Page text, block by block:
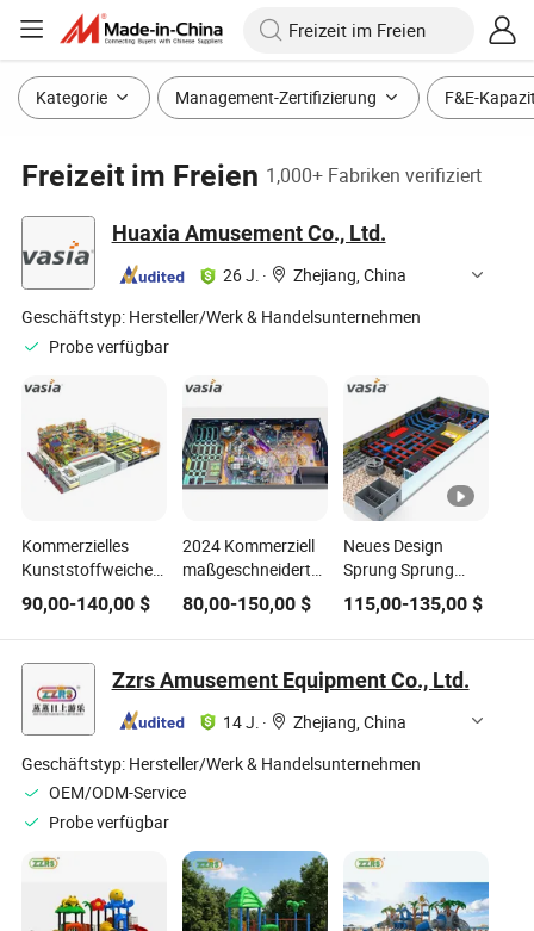
Kategorie Management-Zertifizierung F&E-
Freizeit im Freien 1,000+ Fabriken verifiziert
Huaxia Amusement Co., Ltd.
26 J. ·
Zhejiang, China
Geschäftstyp: Hersteller/Werk & Handelsunternehmen
Probe verfügbar
Kommerzielles
Kunststoffweiches
Indoor-Outdoor-
Spielplatz-Sport-
Fitness/Gym-Park-
Trampolin-
Equipment für
Kinder
90,00-140,00 $
2024 Kommerziell
maßgeschneiderte
große Kinder
Luftkissen Indoor
Outdoor Bungee
Sport Gym
Trampolin
Freizeitpark mit
Seilbahn
80,00-150,00$
Neues Design
Sprung Sprung
Großes
Gewerbliches
Kinder Indoor
Mini Freizeit
Inflatable
Trampolinpark für
lustige Aktivitäten
115,00-135,00$
Zzrs Amusement Equipment Co., Ltd.
14 J. ·
Zhejiang, China
Geschäftstyp: Hersteller/Werk & Handelsunternehmen
OEM/ODM-Service
Probe verfügbar